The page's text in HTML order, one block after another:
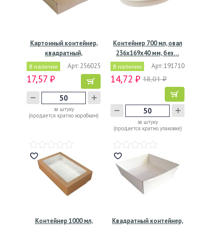
Картонный контейнер,
квадратный,
коричневый,…
В наличии Арт: 256025
17,57 ₽
за штуку
(продается кратно коробкам)
Контейнер 700 мл, овал
236х169х40 мм, без…
В наличии Арт: 191710
14,72 ₽ 18,01 ₽
за штуку
(продается кратно упаковке)
Контейнер 1000 мл,
Квадратный контейнер,